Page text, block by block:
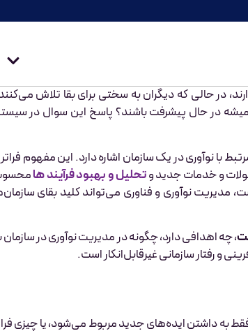
در حالی که دیگران به سختی برای بقا تلاش
در حال پیشرفت باشند؟ پاسخ این سوال در
با نوآوری در یک سازمان اشاره دارد. این مفهوم فراتر
و خدمات جدید وتحلیل و بهبود فرآیند ها
مدیریت نوآوری و فناوری می‌تواند کلید بقای
، چه اهدافی دارد، چگونه در مدیریت نوآوری در سازمان
و رفتار سازمانی غیرقابل‌انکار است.
به داشتن ایده‌های جدید مربوط می‌شود، یا چیزی